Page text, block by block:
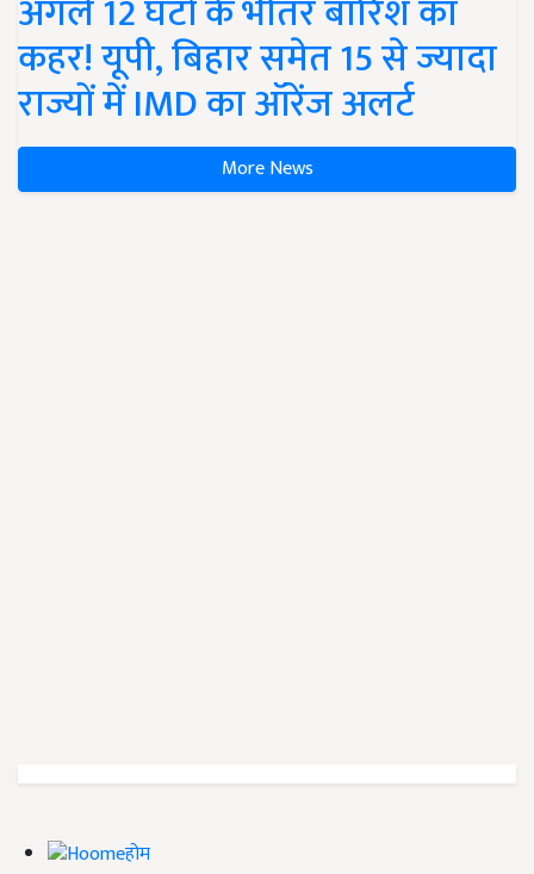
अगले 12 घंटों के भीतर बारिश का
कहर! यूपी, बिहार समेत 15 से ज्यादा
राज्यों में IMD का ऑरेंज अलर्ट
More News
होम